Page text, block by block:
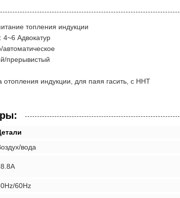
топления индукции
Адвокатур
прерывистый
индукции, для паяя гасить, с HHT
вода
60Hz